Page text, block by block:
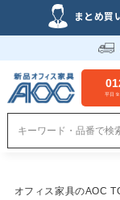
まとめ買
平日
オフィス家具のAOC